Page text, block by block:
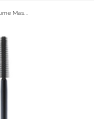
Mas...